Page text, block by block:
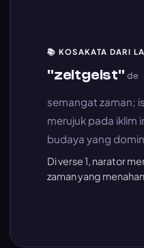
📚 KOSAKATA DARI
"zeitgeist" de
semangat zaman;
merujuk pada iklim
budaya yang
Di verse 1, narator
zaman yang